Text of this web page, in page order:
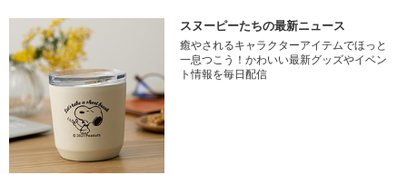
スヌーピーたちの最新ニュース
癒やされるキャラクターアイテムでほっと
一息つこう！かわいい最新グッズやイベン
ト情報を毎日配信